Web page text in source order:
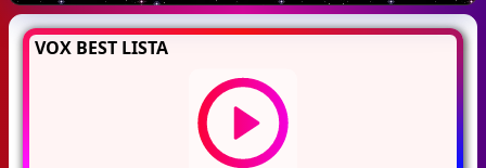
VOX BEST LISTA